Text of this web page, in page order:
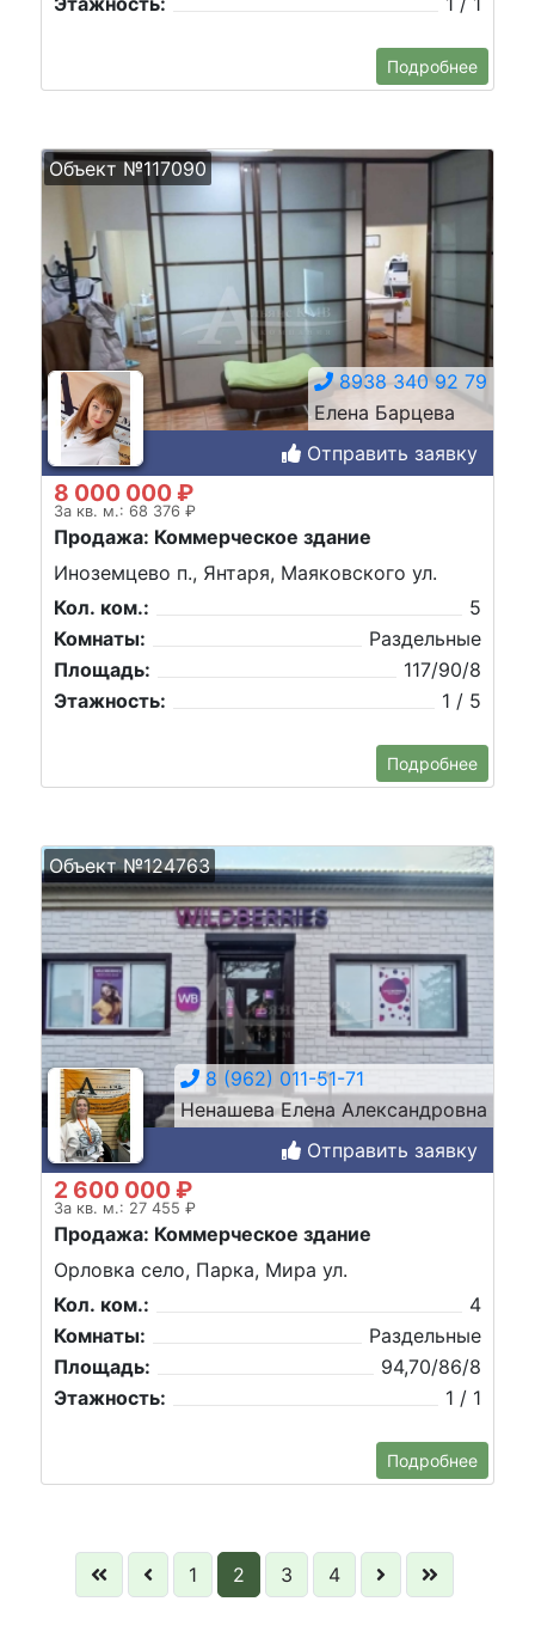
Подробнее
Объект №117090
8938 340 92 79
Елена Барцева
Отправить заявку
8 000 000 ₽
За кв. м.: 68 376 ₽
Продажа: Коммерческое здание
Иноземцево п., Янтаря, Маяковского ул.
Кол. ком.:
5
Комнаты:
Раздельные
Площадь:
117/90/8
Этажность:
1 / 5
Подробнее
Объект №124763
8 (962) 011-51-71
Ненашева Елена Александровна
Отправить заявку
2 600 000 ₽
За кв. м.: 27 455 ₽
Продажа: Коммерческое здание
Орловка село, Парка, Мира ул.
Кол. ком.:
4
Комнаты:
Раздельные
Площадь:
94,70/86/8
Этажность:
1 / 1
Подробнее
1 2 3 4